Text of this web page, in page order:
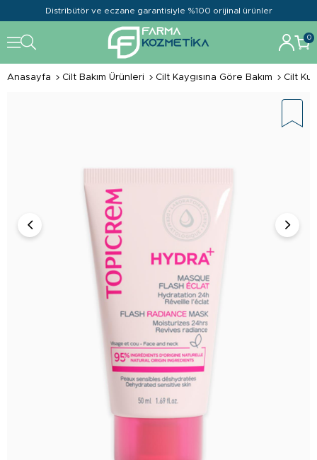
Distribütör ve eczane garantisiyle %100 orijinal ürünler
0
Anasayfa Cilt Bakım Ürünleri Cilt Kaygısına Göre Bakım Cilt